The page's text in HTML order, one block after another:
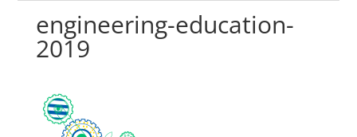
engineering-education-
2019